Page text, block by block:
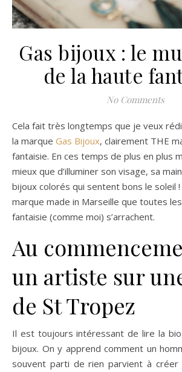
Gas bijoux : le
de la haute
No Comments
Cela fait très longtemps que je veux rédiger un article sur
la marque Gas Bijoux, clairement THE
fantaisie. En ces temps de plus en plus
mieux que d’illuminer son visage, sa
bijoux colorés qui sentent bons le soleil
marque made in Marseille que toutes
fantaisie (comme moi) s’arrachent.
Au
un artiste sur
de St Tropez
Il est toujours intéressant de lire la
bijoux. On y apprend comment un
souvent parti de rien parvient à